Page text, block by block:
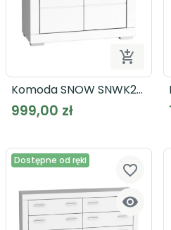

Dodaj
Komoda SNOW SNWK22
biała
999,00 zł
Dostępne od ręki

favorite_border